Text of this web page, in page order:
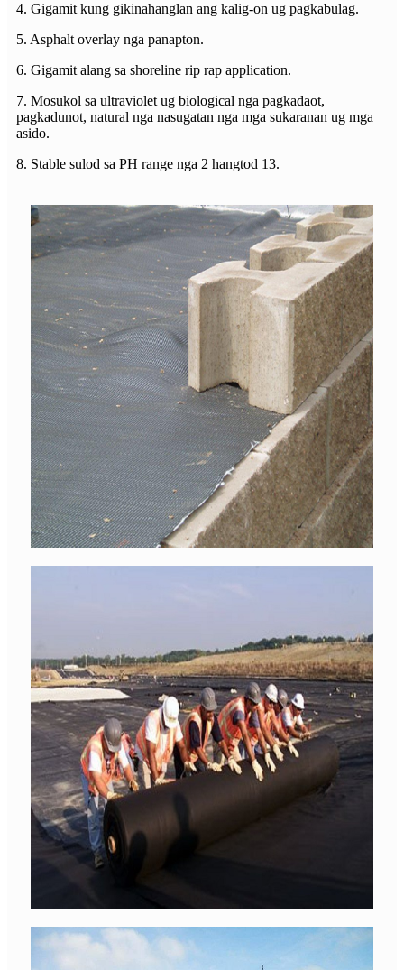
4. Gigamit kung gikinahanglan ang kalig-on ug pagkabulag.
5. Asphalt overlay nga panapton.
6. Gigamit alang sa shoreline rip rap application.
7. Mosukol sa ultraviolet ug biological nga pagkadaot,
pagkadunot, natural nga nasugatan nga mga sukaranan ug mga
asido.
8. Stable sulod sa PH range nga 2 hangtod 13.